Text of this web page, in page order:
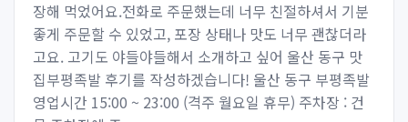
장해 먹었어요.전화로 주문했는데 너무 친절하셔서 기분
좋게 주문할 수 있었고, 포장 상태나 맛도 너무 괜찮더라
고요. 고기도 야들야들해서 소개하고 싶어 울산 동구 맛
집부평족발 후기를 작성하겠습니다! 울산 동구 부평족발
영업시간 15:00 ~ 23:00 (격주 월요일 휴무) 주차장 : 건